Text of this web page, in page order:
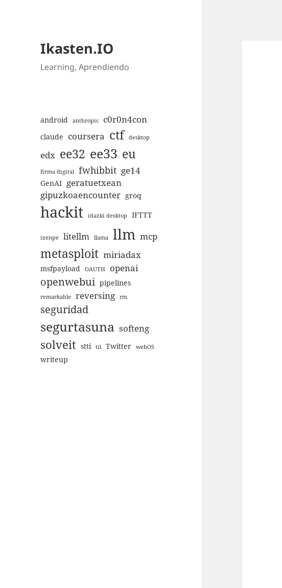
Ikasten.IO
Learning, Aprendiendo
android anthropic c0r0n4con
claude coursera ctf desktop
edx ee32 ee33 eu
firma digital fwhibbit ge14
GenAI geratuetxean
gipuzkoaencounter groq
hackit idazki desktop IFTTT
izenpe litellm llama llm mcp
metasploit miriadax
msfpayload OAUTH openai
openwebui pipelines
remarkable reversing rm
seguridad
segurtasuna softeng
solveit stti til Twitter webOS
writeup